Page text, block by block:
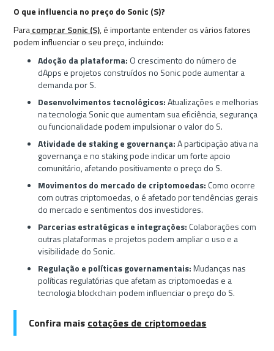
O que influencia no preço do Sonic (S)?
Paracomprar Sonic (S), é importante entender os vários fatores
podem influenciar o seu preço, incluindo:
Adoção da plataforma: O crescimento do número de
dApps e projetos construídos no Sonic pode aumentar a
demanda por S.
Desenvolvimentos tecnológicos:Atualizações e melhorias
na tecnologia Sonic que aumentam sua eficiência, segurança
ou funcionalidade podem impulsionar o valor do S.
Atividade de staking e governança:A participação ativa na
governança e no staking pode indicar um forte apoio
comunitário, afetando positivamente o preço do S.
Movimentos do mercado de criptomoedas: Como ocorre
com outras criptomoedas, o é afetado por tendências gerais
do mercado e sentimentos dos investidores.
Parcerias estratégicas e integrações: Colaborações com
outras plataformas e projetos podem ampliar o uso e a
visibilidade do Sonic.
Regulação e políticas governamentais:Mudanças nas
políticas regulatórias que afetam as criptomoedas e a
tecnologia blockchain podem influenciar o preço do S.
Confira mais cotações de criptomoedas